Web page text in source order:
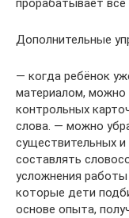
прорабатывает все
Дополнительные
— когда ребёнок
материалом, можно
контрольных
слова. — можно
существительных и
составлять
усложнения
которые дети
основе опыта,